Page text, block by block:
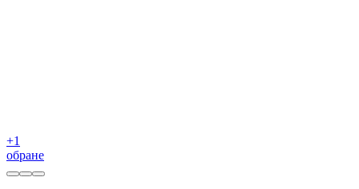
+1
обране